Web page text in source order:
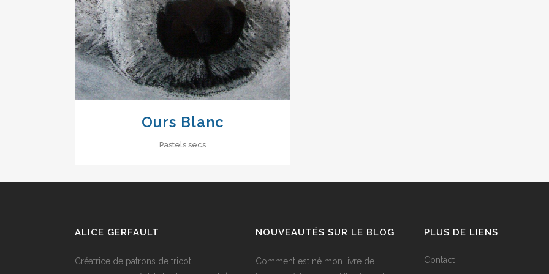
Ours Blanc
Pastels secs
ALICE GERFAULT
Créatrice de patrons de tricot
NOUVEAUTÉS SUR LE BLOG
Comment est né mon livre de
PLUS DE LIENS
Contact